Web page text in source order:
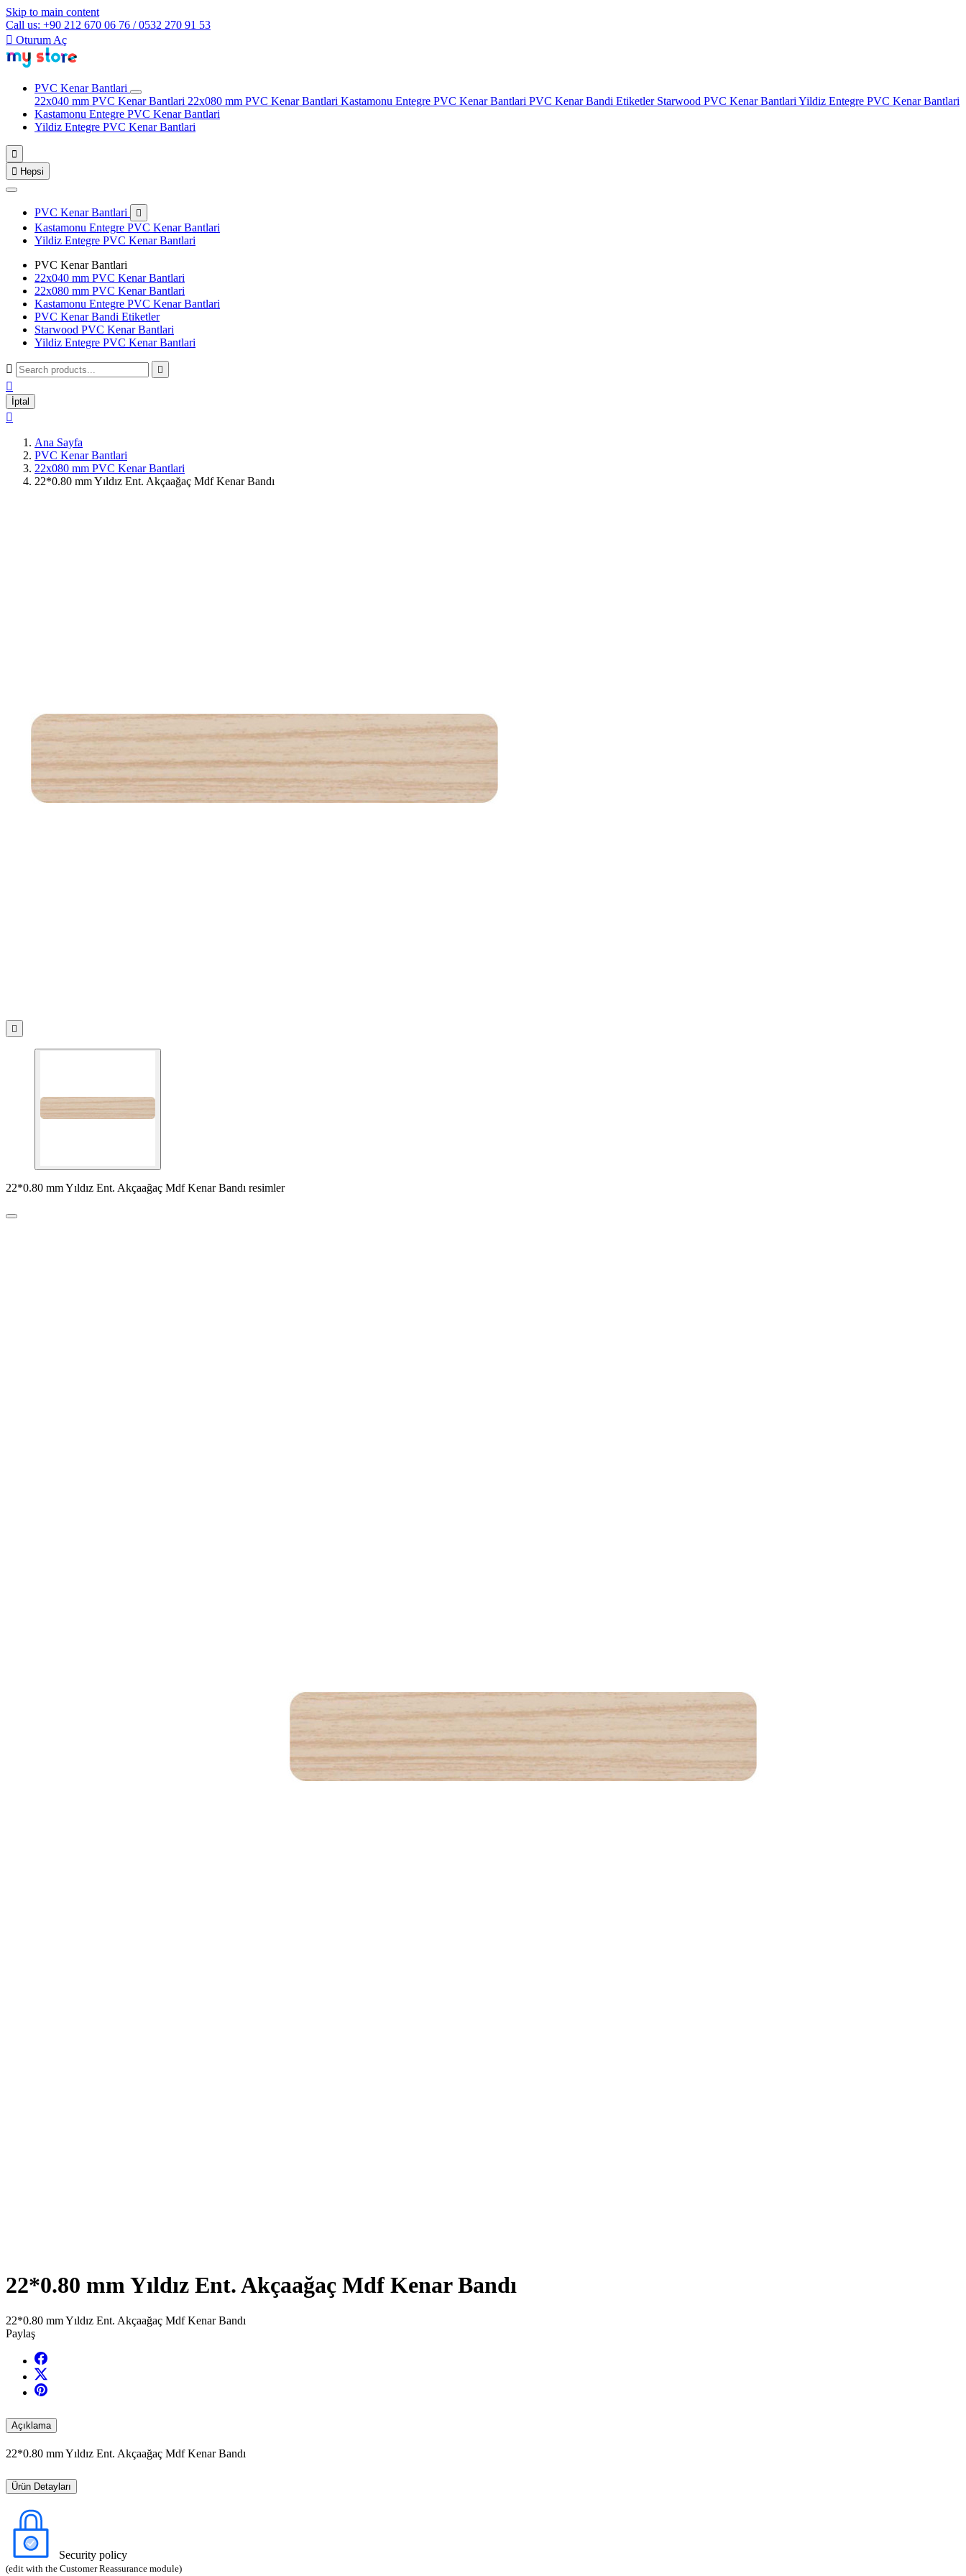
Skip to main content
Call us: +90 212 670 06 76 / 0532 270 91 53
 Oturum Aç
PVC Kenar Bantlari
22x040 mm PVC Kenar Bantlari 22x080 mm PVC Kenar Bantlari Kastamonu Entegre PVC Kenar Bantlari PVC Kenar Bandi Etiketler Starwood PVC Kenar Bantlari Yildiz Entegre PVC Kenar Bantlari
Kastamonu Entegre PVC Kenar Bantlari
Yildiz Entegre PVC Kenar Bantlari

 Hepsi
PVC Kenar Bantlari 
Kastamonu Entegre PVC Kenar Bantlari
Yildiz Entegre PVC Kenar Bantlari
PVC Kenar Bantlari
22x040 mm PVC Kenar Bantlari
22x080 mm PVC Kenar Bantlari
Kastamonu Entegre PVC Kenar Bantlari
PVC Kenar Bandi Etiketler
Starwood PVC Kenar Bantlari
Yildiz Entegre PVC Kenar Bantlari
 

İptal

Ana Sayfa
PVC Kenar Bantlari
22x080 mm PVC Kenar Bantlari
22*0.80 mm Yıldız Ent. Akçaağaç Mdf Kenar Bandı

22*0.80 mm Yıldız Ent. Akçaağaç Mdf Kenar Bandı resimler
22*0.80 mm Yıldız Ent. Akçaağaç Mdf Kenar Bandı
22*0.80 mm Yıldız Ent. Akçaağaç Mdf Kenar Bandı
Paylaş
Açıklama
22*0.80 mm Yıldız Ent. Akçaağaç Mdf Kenar Bandı
Ürün Detayları
Security policy
(edit with the Customer Reassurance module)